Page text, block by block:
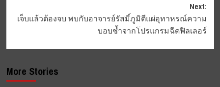
Next:
เจ็บแล้วต้องจบ พบกับอาจารย์รัสมิ์ภูมิตีแผ่อุทาหรณ์ความ
บอบช้ำจากโปรแกรมฉีดฟิลเลอร์
More Stories